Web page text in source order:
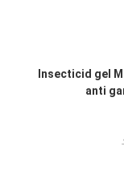
Insecticid gel
anti